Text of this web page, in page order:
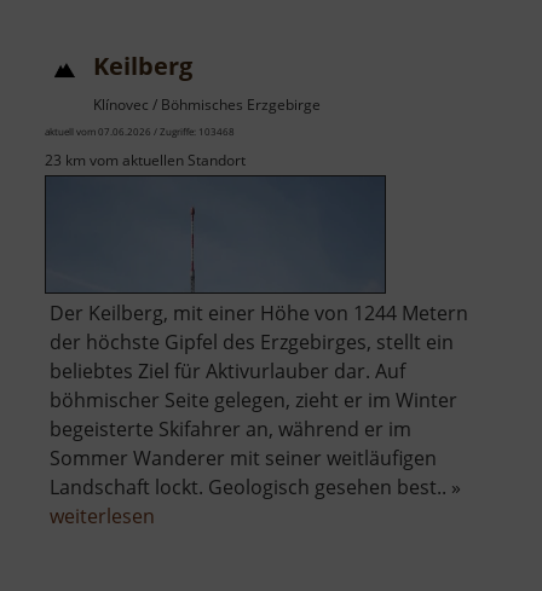
Keilberg
Klínovec / Böhmisches Erzgebirge
aktuell vom 07.06.2026 / Zugriffe: 103468
23 km vom aktuellen Standort
Der Keilberg, mit einer Höhe von 1244 Metern
der höchste Gipfel des Erzgebirges, stellt ein
beliebtes Ziel für Aktivurlauber dar. Auf
böhmischer Seite gelegen, zieht er im Winter
begeisterte Skifahrer an, während er im
Sommer Wanderer mit seiner weitläufigen
Landschaft lockt. Geologisch gesehen best.. »
weiterlesen